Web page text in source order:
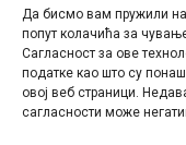
Да бисмо вам пружили
попут колачића за
Сагласност за ове
податке као што су
овој веб страници.
сагласности може